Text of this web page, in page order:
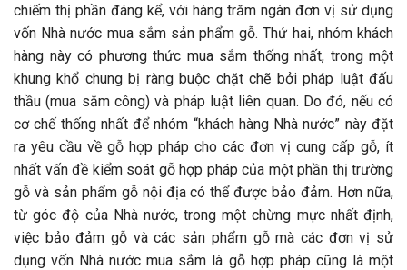
chiếm thị phần đáng kể, với hàng trăm ngàn đơn vị sử dụng
vốn Nhà nước mua sắm sản phẩm gỗ. Thứ hai, nhóm khách
hàng này có phương thức mua sắm thống nhất, trong một
khung khổ chung bị ràng buộc chặt chẽ bởi pháp luật đấu
thầu (mua sắm công) và pháp luật liên quan. Do đó, nếu có
cơ chế thống nhất để nhóm “khách hàng Nhà nước” này đặt
ra yêu cầu về gỗ hợp pháp cho các đơn vị cung cấp gỗ, ít
nhất vấn đề kiểm soát gỗ hợp pháp của một phần thị trường
gỗ và sản phẩm gỗ nội địa có thể được bảo đảm. Hơn nữa,
từ góc độ của Nhà nước, trong một chừng mực nhất định,
việc bảo đảm gỗ và các sản phẩm gỗ mà các đơn vị sử
dụng vốn Nhà nước mua sắm là gỗ hợp pháp cũng là một